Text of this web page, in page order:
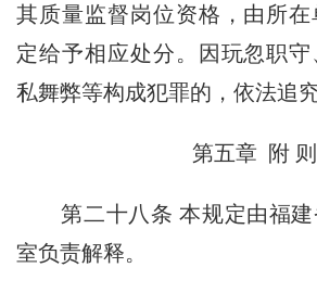
其质量监督岗位资格，由所
定给予相应处分。因玩忽职
私舞弊等构成犯罪的，依法追
第五章 附 则
第二十八条 本规定由福建
室负责解释。